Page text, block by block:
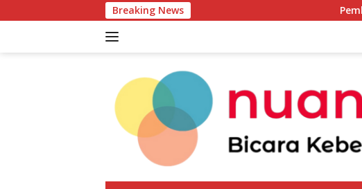
ke
Breaking News Pemkab Kaur